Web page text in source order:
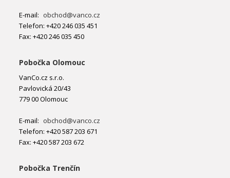
E-mail: obchod@vanco.cz
Telefon: +420 246 035 451
Fax: +420 246 035 450
Pobočka Olomouc
VanCo.cz s.r.o.
Pavlovická 20/43
779 00 Olomouc
E-mail: obchod@vanco.cz
Telefon: +420 587 203 671
Fax: +420 587 203 672
Pobočka Trenčín